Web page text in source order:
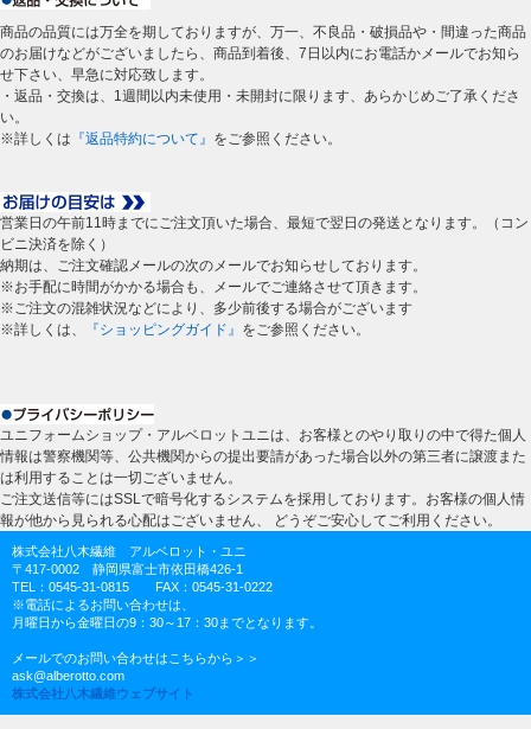
商品の品質には万全を期しておりますが、万一、不良品・破損品や・間違った商品
のお届けなどがございましたら、商品到着後、7日以内にお電話かメールでお知ら
せ下さい、早急に対応致します。
・返品・交換は、1週間以内未使用・未開封に限ります、あらかじめご了承くださ
い。
※詳しくは 『返品特約について』 をご参照ください。
営業日の午前11時までにご注文頂いた場合、最短で翌日の発送となります。（コン
ビニ決済を除く）
納期は、ご注文確認メールの次のメールでお知らせしております。
※お手配に時間がかかる場合も、メールでご連絡させて頂きます。
※ご注文の混雑状況などにより、多少前後する場合がございます
※詳しくは、
『ショッピングガイド』 をご参照ください。
ユニフォームショップ・アルベロットユニは、お客様とのやり取りの中で得た個人
情報は警察機関等、公共機関からの提出要請があった場合以外の第三者に譲渡また
は利用することは一切ございません。
ご注文送信等にはSSLで暗号化するシステムを採用しております。お客様の個人情
報が他から見られる心配はございません、 どうぞご安心してご利用ください。
株式会社八木繊維 アルベロット・ユニ
〒417-0002 静岡県富士市依田橋426-1
TEL：0545-31-0815 FAX：0545-31-0222
※電話によるお問い合わせは、
月曜日から金曜日の9：30～17：30までとなります。
メールでのお問い合わせはこちらから＞＞
ask@alberotto.com
株式会社八木繊維ウェブサイト